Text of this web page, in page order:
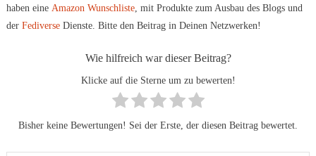
haben eine Amazon Wunschliste, mit Produkte zum Ausbau des Blogs und
der FediverseDienste. Bitte den Beitrag in Deinen Netzwerken!
Wie hilfreich war dieser Beitrag?
Klicke auf die Sterne um zu bewerten!
Bisher keine Bewertungen! Sei der Erste, der diesen Beitrag bewertet.